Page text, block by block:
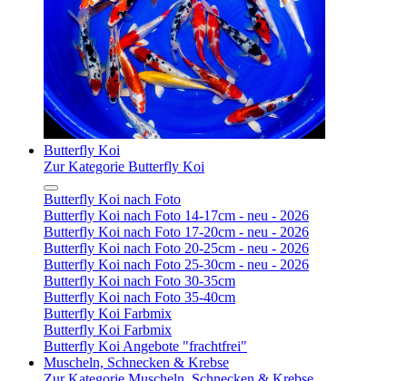
Butterfly Koi
Zur Kategorie Butterfly Koi
Butterfly Koi nach Foto
Butterfly Koi nach Foto 14-17cm - neu - 2026
Butterfly Koi nach Foto 17-20cm - neu - 2026
Butterfly Koi nach Foto 20-25cm - neu - 2026
Butterfly Koi nach Foto 25-30cm - neu - 2026
Butterfly Koi nach Foto 30-35cm
Butterfly Koi nach Foto 35-40cm
Butterfly Koi Farbmix
Butterfly Koi Farbmix
Butterfly Koi Angebote "frachtfrei"
Muscheln, Schnecken & Krebse